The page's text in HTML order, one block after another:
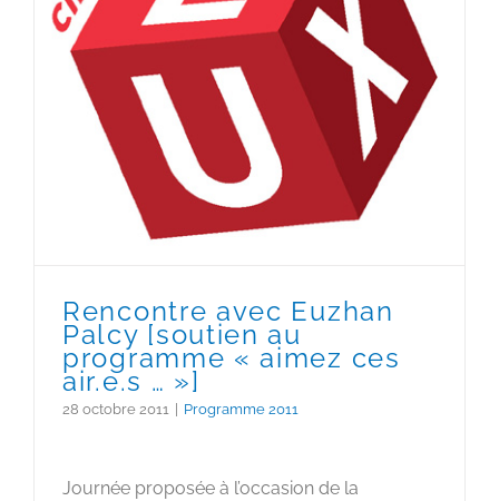
Rencontre avec Euzhan
Palcy [soutien au
programme « aimez ces
air.e.s … »]
Rencontre avec Euzhan
Palcy [soutien au
programme « aimez ces
air.e.s … »]
28 octobre 2011 Programme 2011
Journée proposée à l’occasion de la